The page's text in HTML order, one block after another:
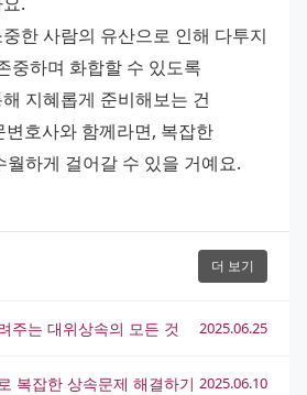
한 사람의 유산으로 인해 다투지
중하며 화합할 수 있도록
지혜롭게 준비해보는 건
변호사와 함께라면, 복잡한
월하게 걸어갈 수 있을 거예요.
더 보기
주는 대위상속의 모든 것 2025.06.25
복잡한 상속문제 해결하기 2025.06.10